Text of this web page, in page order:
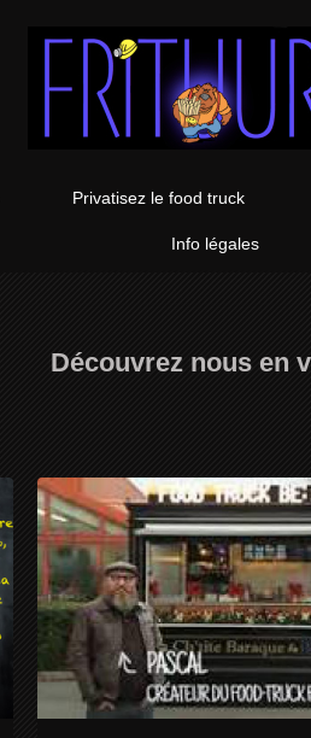
Privatisez le food truck
Info légales
Découvrez nous en